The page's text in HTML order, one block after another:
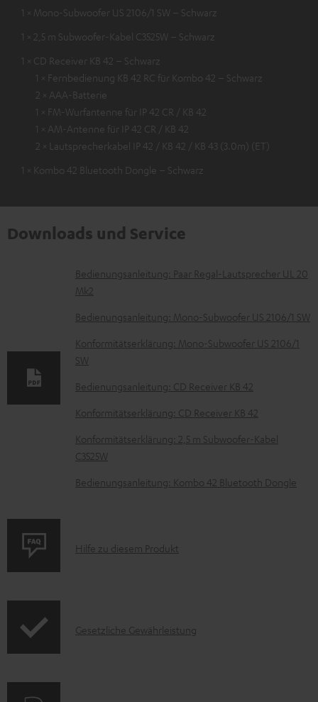
1 × Mono-Subwoofer US 2106/1 SW – Schwarz
1 × 2,5 m Subwoofer-Kabel C3525W – Schwarz
1 × CD Receiver KB 42 – Schwarz
1 × Fernbedienung KB 42 RC für Kombo 42 – Schwarz
2 × AAA-Batterie
1 × FM-Wurfantenne für IP 42 CR / KB 42
1 × AM-Antenne für IP 42 CR / KB 42
2 × Lautsprecherkabel IP 42 / KB 42 / KB 43 (3.0m) (ET)
1 × Kombo 42 Bluetooth Dongle – Schwarz
Downloads und Service
D
o
k
u
m
e
t
e
z
u
e
t
Bedienungsanleitung: Paar Regal-Lautsprecher UL 20
Mk2
Bedienungsanleitung: Mono-Subwoofer US 2106/1 SW
Konformitätserklärung: Mono-Subwoofer US 2106/1
SW
Bedienungsanleitung: CD Receiver KB 42
Konformitätserklärung: CD Receiver KB 42
Konformitätserklärung: 2,5 m Subwoofer-Kabel
C3525W
Bedienungsanleitung: Kombo 42 Bluetooth Dongle
P
u
Hilfe zu diesem Produkt
IGesetzliche Gewährleistung